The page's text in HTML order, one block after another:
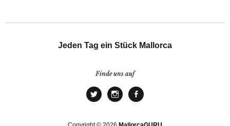
Jeden Tag ein Stück Mallorca
Finde uns auf